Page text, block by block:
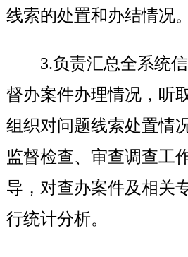
线索的处置和办结情况。
3.负责汇总全系统
督办案件办理情况，听
组织对问题线索处置情
监督检查、审查调查工
导，对查办案件及相关
行统计分析。